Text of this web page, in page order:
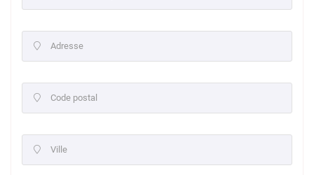
 Adresse
 Code postal
 Ville